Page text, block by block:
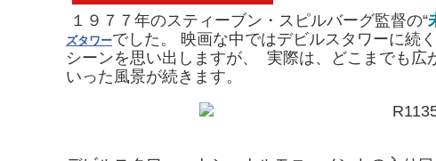
１ ９７７年のスティーブン・スピルバーグ監督の“
ズタワーでした。
映画な中ではデビルスタワーに続
シーンを思い出しますが、
実際は、どこまでも広
いった風景が続きます。